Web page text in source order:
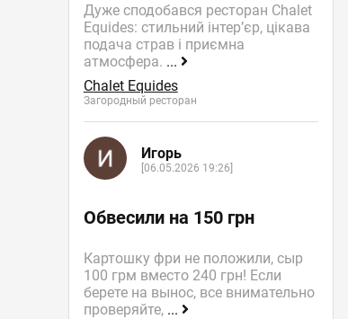
Дуже сподобався ресторан Chalet
Equides: стильний інтер’єр, цікава
подача страв і приємна
атмосфера. ...
Chalet Equides
Загородный ресторан
Игорь
[06.05.2026 19:26]
Обвесили на 150 грн
Картошку фри не положили, сыр
100 грм вместо 240 грн! Если
берете на вынос, все внимательно
проверяйте, ...